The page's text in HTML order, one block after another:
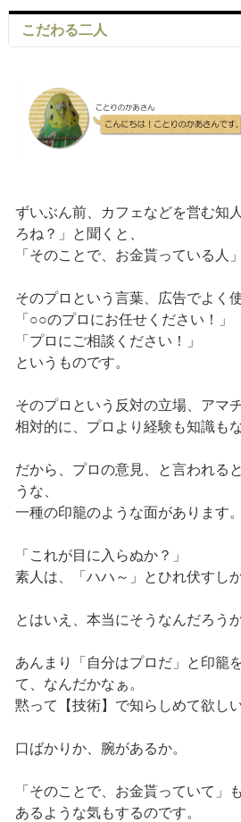
こだわる二人
ずいぶん前、カフェなどを営む知
ろね？」と聞くと、
「そのことで、お金貰っている人
そのプロという言葉、広告でよく
「○○のプロにお任せください！」
「プロにご相談ください！」
というものです。
そのプロという反対の立場、アマ
相対的に、プロより経験も知識も
だから、プロの意見、と言われる
うな、
一種の印籠のような面があります。
「これが目に入らぬか？」
素人は、「ハハ～」とひれ伏すしか
とはいえ、本当にそうなんだろうか
あんまり「自分はプロだ」と印籠
て、なんだかなぁ。
黙って【技術】で知らしめて欲しい
口ばかりか、腕があるか。
「そのことで、お金貰っていて」
あるような気もするのです。